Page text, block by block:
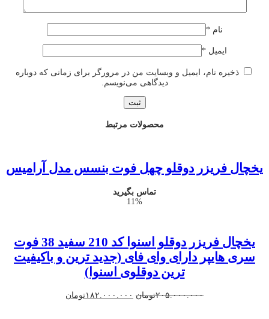
نام*
ایمیل*
ذخیره نام، ایمیل و وبسایت من در مرورگر برای زمانی که دوباره
دیدگاهی می‌نویسم.
محصولات مرتبط
یخچال فریزر دوقلو چهل فوت بنسس مدل آرامیس
تماس بگیرید
11%
یخچال فریزر دوقلو اسنوا کد 210 سفید 38 فوت
سری هایپر دارای وای فای (جدید ترین و باکیفیت
ترین دوقلوی اسنوا)
۲۰۵.۰۰۰.۰۰۰تومان قیمت
۱۸۲.۰۰۰.۰۰۰تومان